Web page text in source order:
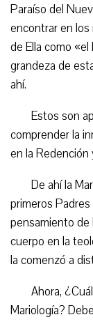
Paraíso del
encontrar en los
de Ella como
grandeza de
ahí.
Estos son
comprender la
en la Redención
De ahí la
primeros
pensamiento de
cuerpo en la
la comenzó a
Ahora,
Mariología?